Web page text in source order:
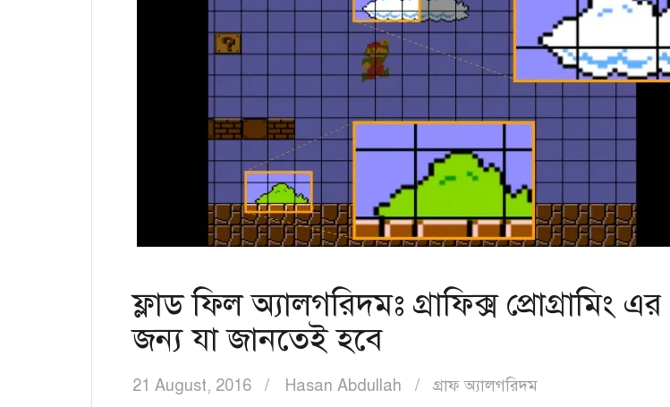
ফ্লাড ফিল অ্যালগরিদমঃ গ্রাফিক্স প্রোগ্রামিং এর
জন্য যা জানতেই হবে
21 August, 2016 Hasan Abdullah গ্রাফ অ্যালগরিদম